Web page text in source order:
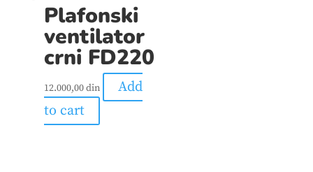
Plafonski
ventilator
crni FD220
12.000,00din
Add
to cart